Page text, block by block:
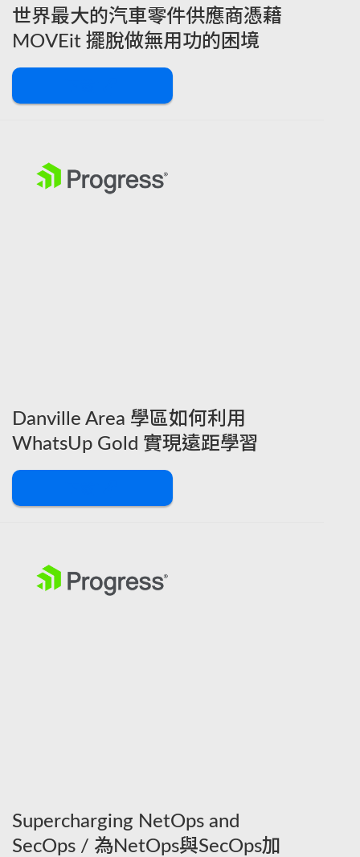
世界最大的汽車零件供應商憑藉
MOVEit 擺脫做無用功的困境
Danville Area 學區如何利用
WhatsUp Gold 實現遠距學習
Supercharging NetOps and
SecOps / 為NetOps與SecOps加